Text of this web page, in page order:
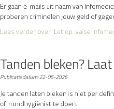
Er gaan e-mails uit naam van
proberen criminelen jouw geld of
Lees verderover 'Let op: valse
Tanden bleken?
Publicatiedatum:22-05-2026
Je tanden laten bleken is niet per
of mondhygiënist te doen.